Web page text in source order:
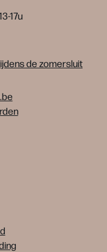
17u
de zomersluit